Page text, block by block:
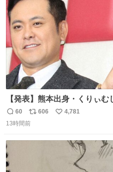
【発表】熊本出身・くりぃ
災地に義援金寄付
ぃむしちゅーやマツコ、有働
本地震の被災地支援のため義
た。
返
信
60
リ
ポ
606
い
4,781
13時間前